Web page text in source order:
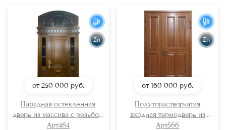
Zn
от 250 000 руб.
Парадная остекленная
дверь из массива с резьбой,
фрамугой и отбойниками
Арт464
Zn
от 160 000 руб.
Полуторастворчатая
входная термодверь из
массива
Арт566